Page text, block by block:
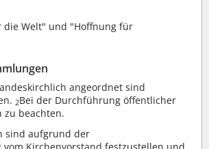
die Welt" und "Hoffnung für
angeordnet sind
2Bei der Durchführung öffentlicher
zu beachten.
sind aufgrund der